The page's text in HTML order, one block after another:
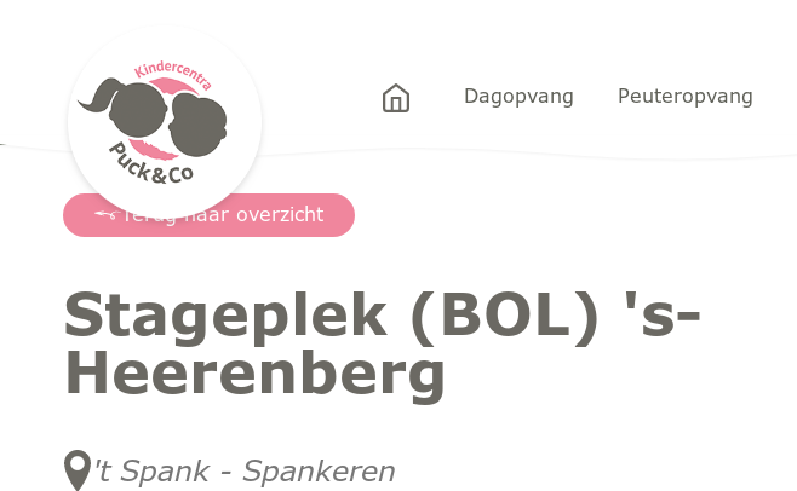
Dagopvang Peuteropvang
Terug naar overzicht
Stageplek (BOL) 's-
Heerenberg
't Spank - Spankeren